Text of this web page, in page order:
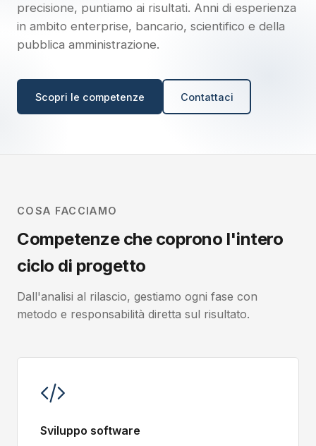
precisione, puntiamo ai risultati. Anni di esperienza
in ambito enterprise, bancario, scientifico e della
pubblica amministrazione.
Scopri le competenze Contattaci
COSA FACCIAMO
Competenze che coprono l'intero
ciclo di progetto
Dall'analisi al rilascio, gestiamo ogni fase con
metodo e responsabilità diretta sul risultato.
Sviluppo software